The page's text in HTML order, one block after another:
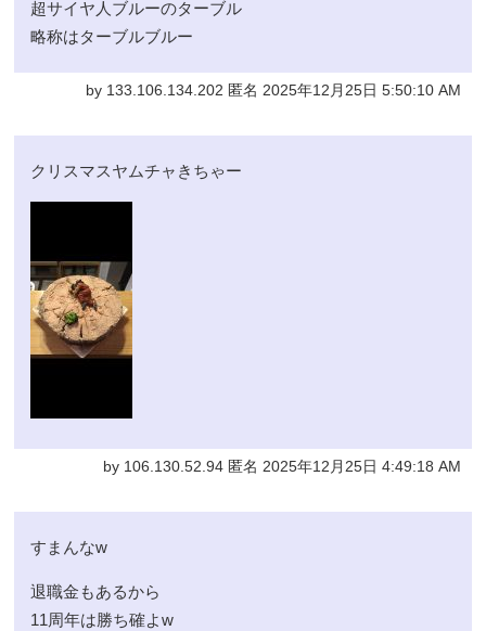
超サイヤ人ブルーのターブル
略称はターブルブルー
by 133.106.134.202 匿名 2025年12月25日 5:50:10 AM
クリスマスヤムチャきちゃー
by 106.130.52.94 匿名 2025年12月25日 4:49:18 AM
すまんなw
退職金もあるから
11周年は勝ち確よw